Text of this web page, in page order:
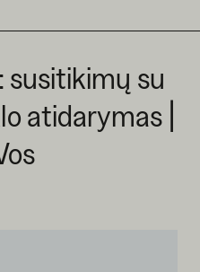
susitikimų su
atidarymas |